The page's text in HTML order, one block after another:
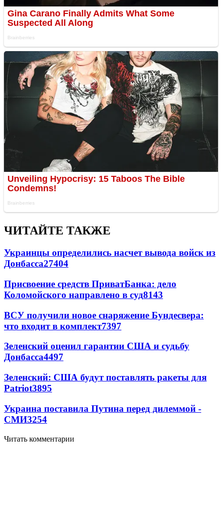
ЧИТАЙТЕ ТАКЖЕ
Украинцы определились насчет вывода войск из
Донбасса27404
Присвоение средств ПриватБанка: дело
Коломойского направлено в суд8143
ВСУ получили новое снаряжение Бундесвера:
что входит в комплект7397
Зеленский оценил гарантии США и судьбу
Донбасса4497
Зеленский: США будут поставлять ракеты для
Patriot3895
Украина поставила Путина перед дилеммой -
СМИ3254
Читать комментарии